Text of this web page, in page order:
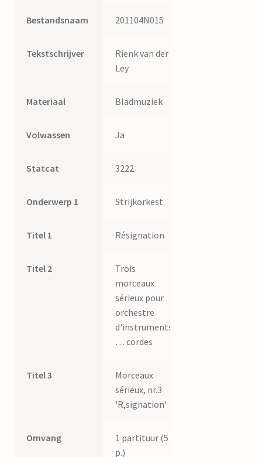
Bestandsnaam 201104N015
Tekstschrijver
Rienk van der
Ley
Materiaal Bladmuziek
Volwassen Ja
Statcat 3222
Onderwerp 1 Strijkorkest
Titel 1 Résignation
Titel 2
Trois
morceaux
sérieux pour
orchestre
d'instruments
… cordes
Titel 3
Morceaux
sérieux, nr.3
'R‚signation'
Omvang
1 partituur (5
p.)